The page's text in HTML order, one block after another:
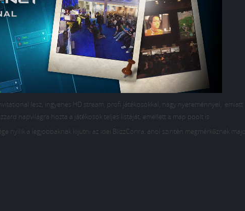
lesz, ingyenes HD stream, profi játékosokkal, nagy nyereménnyel, emiatt
napvilágra hozta a játékosok teljes listáját, emellett a map poolt is.
nyílik a legjobbaknak kijutni az idei BlizzConra, ahol szintén megmérkőznek majd